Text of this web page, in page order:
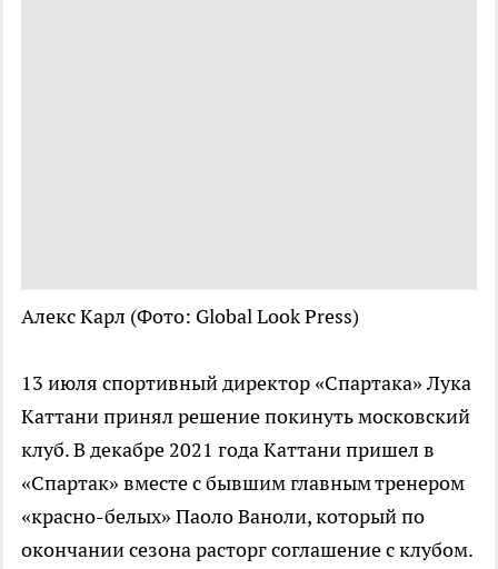
Алекс Карл (Фото: Global Look Press)
13 июля спортивный директор «Спартака» Лука
Каттани принял решение покинуть московский
клуб. В декабре 2021 года Каттани пришел в
«Спартак» вместе с бывшим главным тренером
«красно-белых» Паоло Ваноли, который по
окончании сезона расторг соглашение с клубом.